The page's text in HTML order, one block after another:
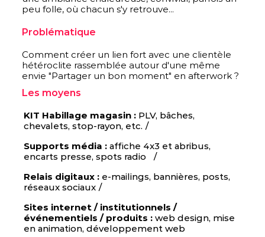
peu folle, où chacun s'y retrouve...
Problématique
Comment créer un lien fort avec une clientèle
hétéroclite rassemblée autour d'une même
envie "Partager un bon moment" en afterwork ?
Les moyens
KIT Habillage magasin : PLV, bâches,
chevalets, stop-rayon, etc.
Supports média : affiche 4x3 et abribus,
encarts presse, spots radio
Relais digitaux : e-mailings, bannières, posts,
réseaux sociaux
Sites internet / institutionnels /
événementiels / produits : web design, mise
en animation, développement web